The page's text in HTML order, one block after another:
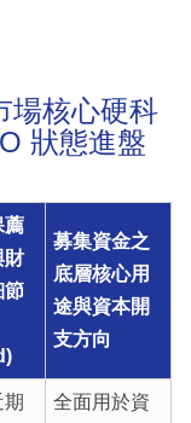
場核心硬科
狀態進盤
薦
財
節
募集資金之
底層核心用
途與資本開
支方向
全面用於資